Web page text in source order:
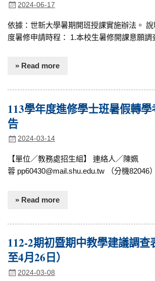
2024-06-17
依據：世新大學暑期開班授課實施辦法。
度暑修申請時程： 1.本校生暑修開課意願
» Read more
113學年度進修學士班暑假轉
告
2024-03-14
【單位／教務處招生組】 連絡人／陳姵
蓉 pp60430@mail.shu.edu.tw （分機82046
» Read more
112-2期初暨期中教學建議調查
至4月26日）
2024-03-08